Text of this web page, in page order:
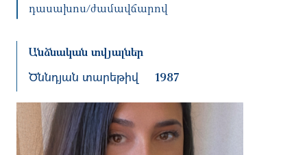
դասախոս/ժամավճարով
Անձնական տվյալներ
Ծննդյան տարեթիվ 1987